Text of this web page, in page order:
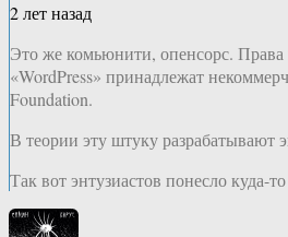
2 лет назад
Это же комьюнити, опенсорс.
«WordPress» принадлежат
Foundation.
В теории эту штуку разрабатывают
Так вот энтузиастов понесло куда-